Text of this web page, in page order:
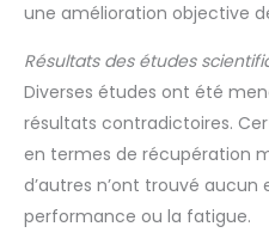
une amélioration objective
Résultats des études
Diverses études ont été
résultats contradictoires.
en termes de récupération
d’autres n’ont trouvé
performance ou la fatigue.